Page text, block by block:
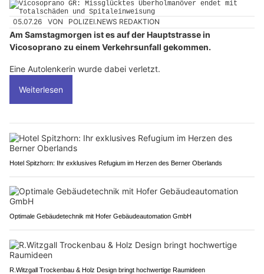
05.07.26 VON POLIZEI.NEWS REDAKTION
Am Samstagmorgen ist es auf der Hauptstrasse in
Vicosoprano zu einem Verkehrsunfall gekommen.
Eine Autolenkerin wurde dabei verletzt.
Weiterlesen
Hotel Spitzhorn: Ihr exklusives Refugium im Herzen des Berner Oberlands
Optimale Gebäudetechnik mit Hofer Gebäudeautomation GmbH
R.Witzgall Trockenbau & Holz Design bringt hochwertige Raumideen